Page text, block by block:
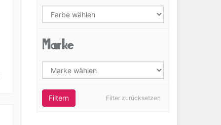
Marke
Filter zurücksetzen
Filtern